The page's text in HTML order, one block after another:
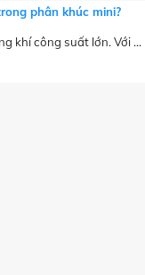
phân khúc mini?
khí công suất lớn. Với ...